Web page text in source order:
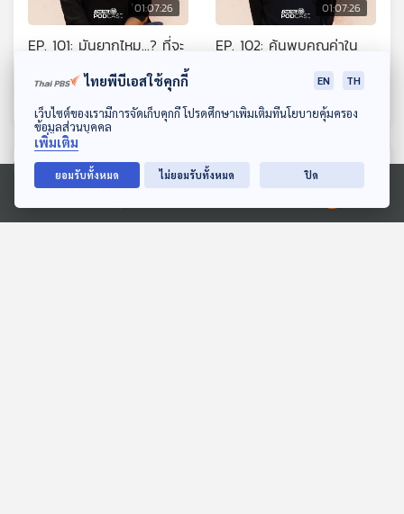
ดาวน์โหลด Thai PBS Podcast Application
Ⓒ 2020 องค์การกระจายเสียงและแพร่ภาพสาธารณะแห่งประเทศไทย
01:07:26
EP. 101: มันยากไหม...? ที่จะ
นอกจากตัวเอง - มีน ชุติ
นันท์ โมรา
Made My Day วันนี้ดีที่สุด
01:07:26
EP. 102: ค้นพบคุณค่าใน
ฐานะ "คนตัวเล็ก" - ปั๊บ โป
Made My Day วันนี้ดีที่สุด
ตอนที่เกี่ยวข้อง
ไทยพีบีเอสใช้คุกกี้ EN TH
เว็บไซต์ของเรามีการจัดเก็บคุกกี้ โปรดศึกษาเพิ่มเติมที่นโยบายคุ้มครอง
ข้อมูลส่วนบุคคล
เพิ่มเติม
ยอมรับทั้งหมด ไม่ยอมรับทั้งหมด ปิด